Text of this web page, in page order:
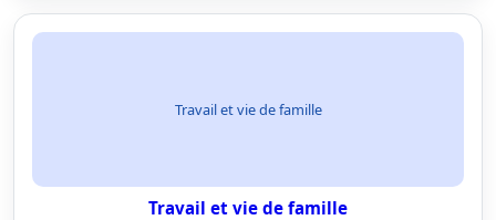
Travail et vie de famille
Travail et vie de famille